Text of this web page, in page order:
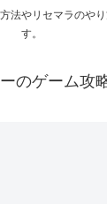
法やリセマラのや
す。
のゲーム攻